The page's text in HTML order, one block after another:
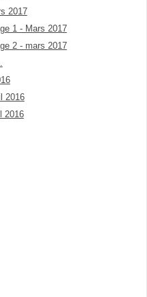
2017
1 - Mars 2017
2 - mars 2017
2016
2016